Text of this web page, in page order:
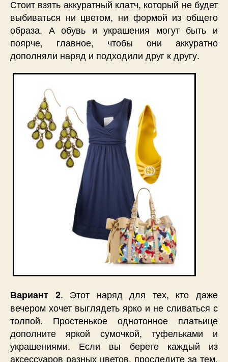
Стоит взять аккуратный клатч, который не будет
выбиваться ни цветом, ни формой из общего
образа. А обувь и украшения могут быть и
поярче, главное, чтобы они аккуратно
дополняли наряд и подходили друг к другу.
Вариант 2. Этот наряд для тех, кто даже
вечером хочет выглядеть ярко и не сливаться с
толпой. Простенькое однотонное платьице
дополните яркой сумочкой, туфельками и
украшениями. Если вы берете каждый из
аксессуаров разных цветов, проследите за тем,